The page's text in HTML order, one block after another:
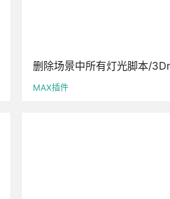
删除场景中所有灯光脚本/
MAX插件